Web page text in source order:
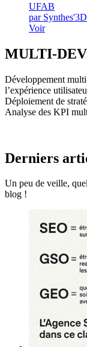
UFAB
par Synthes'3D
Voir
MULTI-
Développement
l’expérience
Déploiement de
Analyse des KPI
Derniers
Un peu de veille,
blog !